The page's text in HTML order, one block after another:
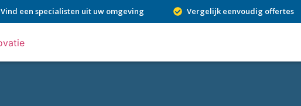
Vind een specialisten uit uw omgeving Vergelijk eenvoudig offertes